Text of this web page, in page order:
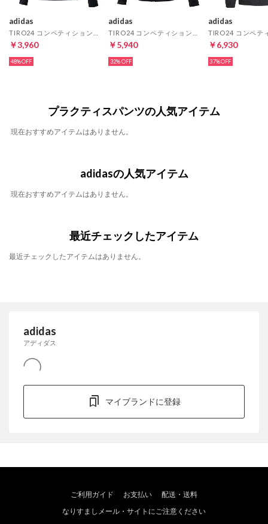
adidas
￥3,960
48%
adidas
￥5,940
32%
adidas
￥6,930
37%
プラクティスパンツの人気アイテム
現在おすすめアイテムはありません。
adidasの人気アイテム
現在おすすめアイテムはありません。
最近チェックしたアイテム
最近チェックしたアイテムはありません。
adidas
アディダス
マイブランドに登録
ご利用ガイド お支払い
配送・送料
なりすましメール・サイトにご注意ください